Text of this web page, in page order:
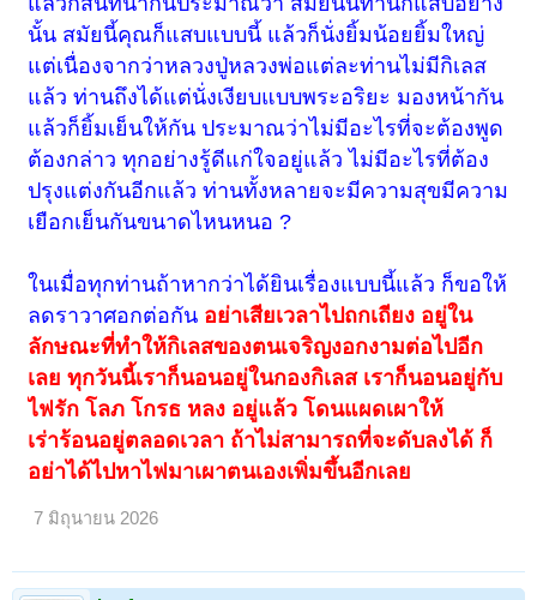
นั้น สมัยนี้คุณก็แสบแบบนี้ แล้วก็นั่งยิ้มน้อยยิ้มใหญ่
แต่เนื่องจากว่าหลวงปู่หลวงพ่อแต่ละท่านไม่มีกิเลส
แล้ว ท่านถึงได้แต่นั่งเงียบแบบพระอริยะ มองหน้ากัน
แล้วก็ยิ้มเย็นให้กัน ประมาณว่าไม่มีอะไรที่จะต้องพูด
ต้องกล่าว ทุกอย่างรู้ดีแก่ใจอยู่แล้ว ไม่มีอะไรที่ต้อง
ปรุงแต่งกันอีกแล้ว ท่านทั้งหลายจะมีความสุขมีความ
เยือกเย็นกันขนาดไหนหนอ ?
ในเมื่อทุกท่านถ้าหากว่าได้ยินเรื่องแบบนี้แล้ว ก็ขอให้
ลดราวาศอกต่อกัน อย่าเสียเวลาไปถกเถียง อยู่ใน
ลักษณะที่ทำให้กิเลสของตนเจริญงอกงามต่อไปอีก
เลย ทุกวันนี้เราก็นอนอยู่ในกองกิเลส เราก็นอนอยู่กับ
ไฟรัก โลภ โกรธ หลง อยู่แล้ว โดนแผดเผาให้
เร่าร้อนอยู่ตลอดเวลา ถ้าไม่สามารถที่จะดับลงได้ ก็
อย่าได้ไปหาไฟมาเผาตนเองเพิ่มขึ้นอีกเลย
7 มิถุนายน 2026